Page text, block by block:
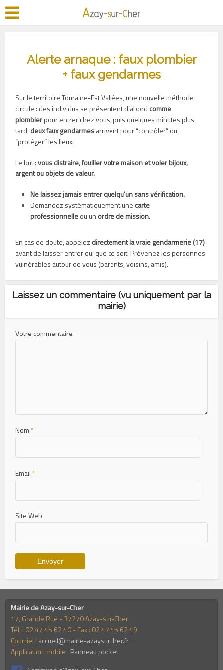
Alerte arnaque : faux plombier
+ faux gendarmes
Sur le territoire Touraine-Est Vallées, une nouvelle méthode
circule : des individus se présentent d’abord comme
plombierpour entrer chez vous, puis quelques minutes plus
tard,deux faux gendarmesarrivent pour “contrôler” ou
“protéger” les lieux.
Le but :vous distraire, fouiller votre maison et voler bijoux,
argent ou objets de valeur.
Ne laissez jamais entrer quelqu’un sans vérification.
Demandez systématiquement une carte
professionnelleou un ordre de mission.
En cas de doute, appelez directement la vraie gendarmerie (17)
avant de laisser entrer qui que ce soit. Prévenez les personnes
vulnérables autour de vous (parents, voisins, amis).
Laissez un commentaire (vu uniquement par la
mairie)
Votre commentaire
Nom *
Email *
Site Web
Mairie de Azay-sur-Cher
17, Grande Rue - 37270 Azay-sur-Cher
Tél. : 02 47 45 62 40 - Fax : 02 47 45 62 49
Courriel : accueil@mairie-azaysurcher.fr
Application mobile : Panneau pocket